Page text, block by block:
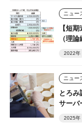
ニュー
【短
（理
2022年
ニュー
とろ
サーバ
2025年